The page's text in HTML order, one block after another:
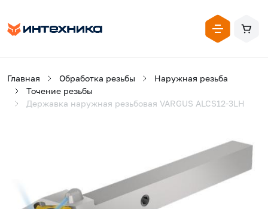
Главная Обработка резьбы
Наружная резьба
Точение резьбы
Державка наружная резьбовая VARGUS ALCS12-3LH